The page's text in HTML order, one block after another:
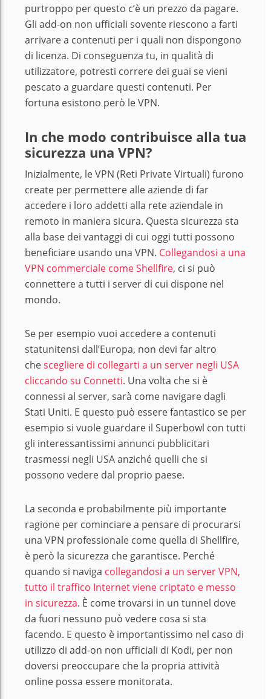
purtroppo per questo c’è un prezzo da pagare.
Gli add-on non ufficiali sovente riescono a farti
arrivare a contenuti per i quali non dispongono
di licenza. Di conseguenza tu, in qualità di
utilizzatore, potresti correre dei guai se vieni
pescato a guardare questi contenuti. Per
fortuna esistono però le VPN.
In che modo contribuisce alla tua
sicurezza una VPN?
Inizialmente, le VPN (Reti Private Virtuali) furono
create per permettere alle aziende di far
accedere i loro addetti alla rete aziendale in
remoto in maniera sicura. Questa sicurezza sta
alla base dei vantaggi di cui oggi tutti possono
beneficiare usando una VPN. Collegandosi a una
VPN commerciale come Shellfire, ci si può
connettere a tutti i server di cui dispone nel
mondo.
Se per esempio vuoi accedere a contenuti
statunitensi dall’Europa, non devi far altro
chescegliere di collegarti a un server negli USA
cliccando su Connetti. Una volta che si è
connessi al server, sarà come navigare dagli
Stati Uniti. E questo può essere fantastico se per
esempio si vuole guardare il Superbowl con tutti
gli interessantissimi annunci pubblicitari
trasmessi negli USA anziché quelli che si
possono vedere dal proprio paese.
La seconda e probabilmente più importante
ragione per cominciare a pensare di procurarsi
una VPN professionale come quella di Shellfire,
è però la sicurezza che garantisce. Perché
quando si naviga collegandosi a un server VPN,
tutto il traffico Internet viene criptato e messo
in sicurezza. È come trovarsi in un tunnel dove
da fuori nessuno può vedere cosa si sta
facendo. E questo è importantissimo nel caso di
utilizzo di add-on non ufficiali di Kodi, per non
doversi preoccupare che la propria attività
online possa essere monitorata.